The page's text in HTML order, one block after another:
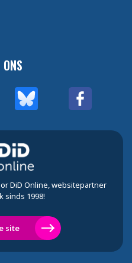
DiD Online, websitepartner
sinds 1998!
site